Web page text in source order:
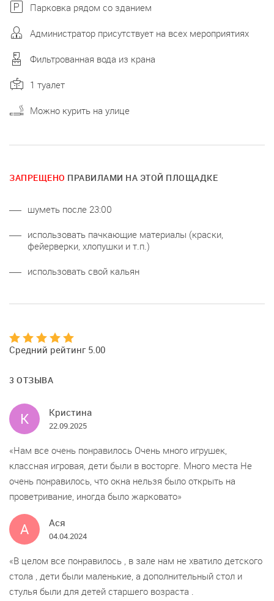
Парковка рядом со зданием
Администратор присутствует на всех мероприятиях
Фильтрованная вода из крана
1 туалет
Можно курить на улице
ЗАПРЕЩЕНО ПРАВИЛАМИ НА ЭТОЙ ПЛОЩАДКЕ
шуметь после 23:00
использовать пачкающие материалы (краски,
фейерверки, хлопушки и т.п.)
использовать свой кальян
Средний рейтинг 5.00
3 ОТЗЫВА
К Кристина
22.09.2025
Нам все очень понравилось Очень много игрушек,
классная игровая, дети были в восторге. Много места Не
очень понравилось, что окна нельзя было открыть на
проветривание, иногда было жарковато
А Ася
04.04.2024
В целом все понравилось , в зале нам не хватило детского
стола , дети были маленькие, а дополнительный стол и
стулья были для детей старшего возраста .